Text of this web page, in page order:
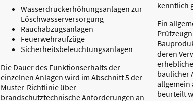
Wasserdruckerhöhungsanlagen zur
Löschwasserversorgung
Rauchabzugsanlagen
Feuerwehraufzüge
Sicherheitsbeleuchtungsanlagen
Die Dauer des Funktionserhalts der
einzelnen Anlagen wird im Abschnitt 5 der
Muster-Richtlinie über
brandschutztechnische Anforderungen an
kenntlich
Ein
deren
baulicher
allgemein
beurteilt